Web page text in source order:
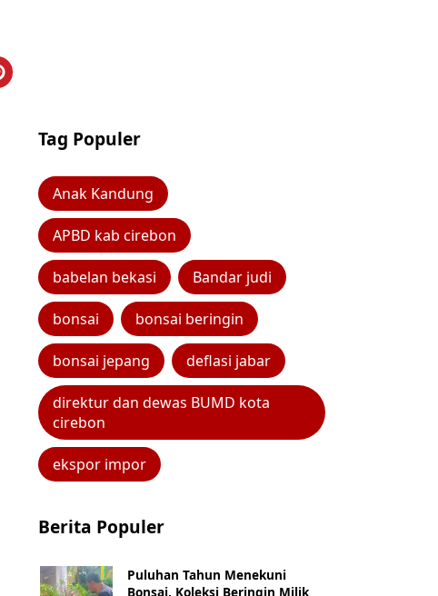
Tag Populer
Anak Kandung
APBD kab cirebon
babelan bekasi Bandar judi
bonsai bonsai beringin
bonsai jepang deflasi jabar
direktur dan dewas BUMD kota
cirebon
ekspor impor
Berita Populer
Puluhan Tahun Menekuni
Bonsai, Koleksi Beringin Milik